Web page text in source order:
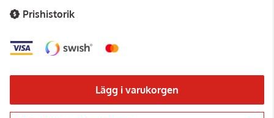
Prishistorik
Lägg i varukorgen